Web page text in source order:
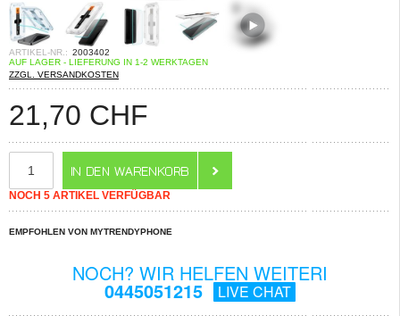
ARTIKEL-NR.: 2003402
AUF LAGER - LIEFERUNG IN 1-2 WERKTAGEN
ZZGL. VERSANDKOSTEN
21,70 CHF
NOCH 5 ARTIKEL VERFÜGBAR
EMPFOHLEN VON MYTRENDYPHONE
NOCH? WIR HELFEN WEITERI
0445051215 LIVE CHAT